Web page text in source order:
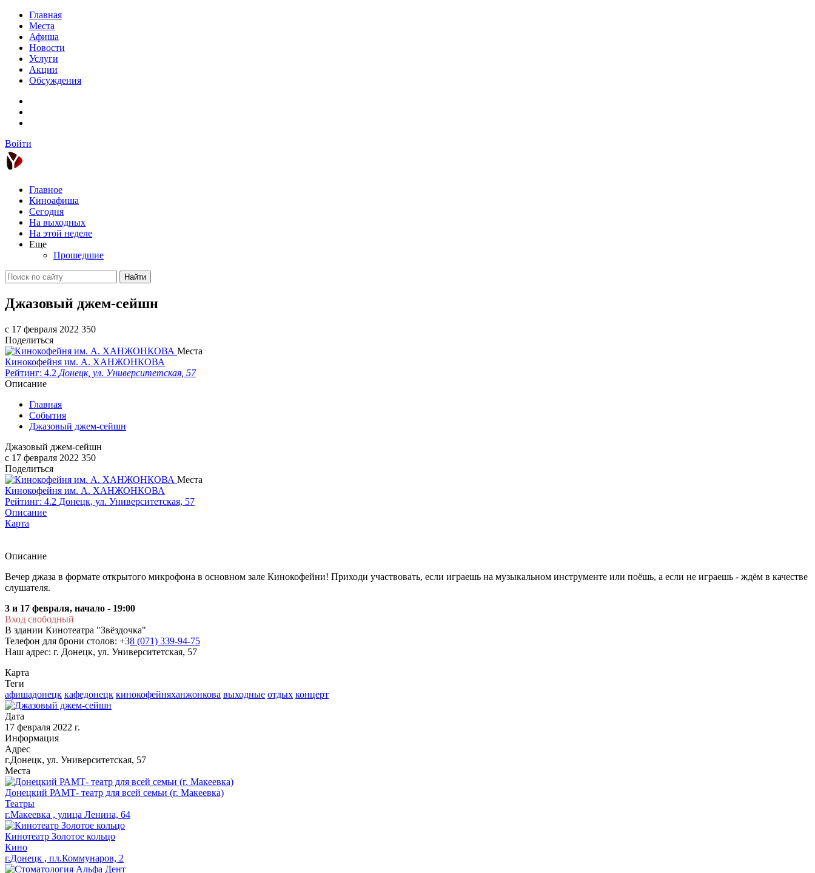
Главная
Места
Афиша
Новости
Услуги
Акции
Обсуждения
Войти
Главное
Киноафиша
Сегодня
На выходных
На этой неделе
Еще
Прошедшие
Найти
​Джазовый джем-сейшн
c 17 февраля 2022 350
Поделиться
Места
Кинокофейня им. А. ХАНЖОНКОВА
Рейтинг: 4.2 Донецк, ул. Университетская, 57
Описание
Главная
События
​Джазовый джем-сейшн
​Джазовый джем-сейшн
c 17 февраля 2022 350
Поделиться
Места
Кинокофейня им. А. ХАНЖОНКОВА
Рейтинг: 4.2 Донецк, ул. Университетская, 57
Описание
Карта
Описание
Вечер джаза в формате открытого микрофона в основном зале Кинокофейни! Приходи участвовать, если играешь на музыкальном инструменте или поёшь, а если не играешь - ждём в качестве
слушателя.
3 и 17 февраля, начало - 19:00
Вход свободный
В здании Кинотеатра "Звёздочка"
Телефон для брони столов: +38 (071) 339-94-75
Наш адрес: г. Донецк, ул. Университетская, 57
Карта
Теги
афишадонецк кафедонецк кинокофейняханжонкова выходные отдых концерт
Дата
17 февраля 2022 г.
Информация
Адрес
г.Донецк, ул. Университетская, 57
Места
Донецкий РАМТ- театр для всей семьи (г. Макеевка)
Театры
г.Макеевка , улица Ленина, 64
Кинотеатр Золотое кольцо
Кино
г.Донецк , пл.Коммунаров, 2